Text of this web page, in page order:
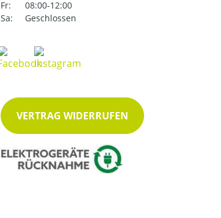
Fr:
08:00-12:00
Sa:
Geschlossen
VERTRAG WIDERRUFEN